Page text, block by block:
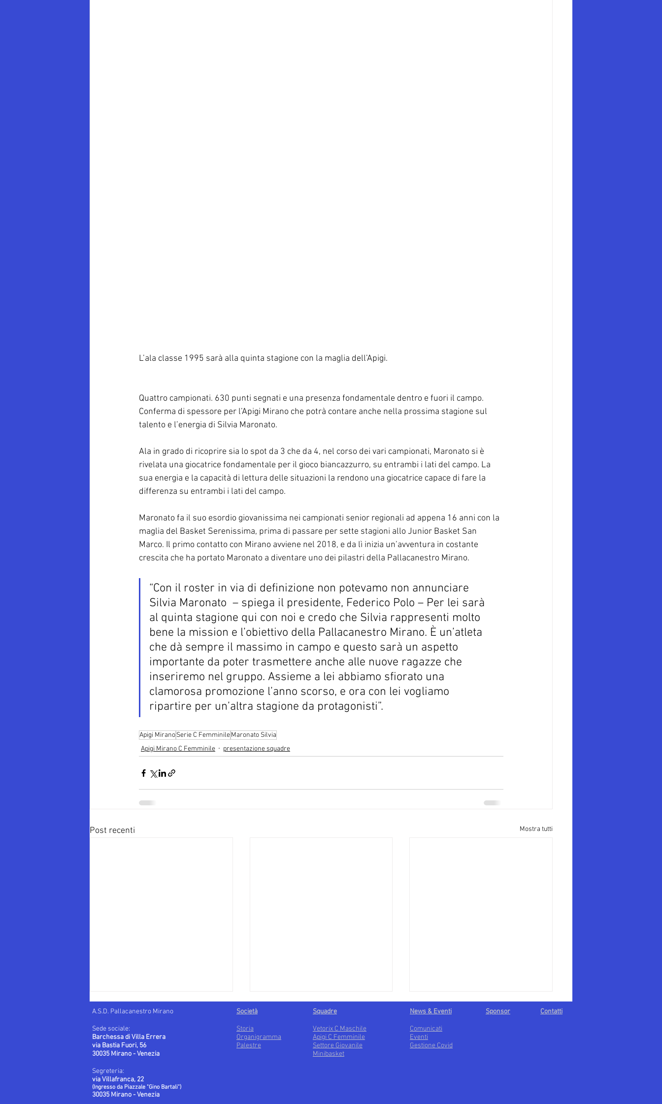
L’ala classe 1995 sarà alla quinta stagione con la maglia dell’Apigi.
Quattro campionati. 630 punti segnati e una presenza fondamentale dentro e fuori il campo.
Conferma di spessore per l’Apigi Mirano che potrà contare anche nella prossima stagione sul
talento e l’energia di Silvia Maronato.
Ala in grado di ricoprire sia lo spot da 3 che da 4, nel corso dei vari campionati, Maronato si è
rivelata una giocatrice fondamentale per il gioco biancazzurro, su entrambi i lati del campo. La
sua energia e la capacità di lettura delle situazioni la rendono una giocatrice capace di fare la
differenza su entrambi i lati del campo.
Maronato fa il suo esordio giovanissima nei campionati senior regionali ad appena 16 anni con la
maglia del Basket Serenissima, prima di passare per sette stagioni allo Junior Basket San
Marco. Il primo contatto con Mirano avviene nel 2018, e da lì inizia un’avventura in costante
crescita che ha portato Maronato a diventare uno dei pilastri della Pallacanestro Mirano.
“Con il roster in via di definizione non potevamo non annunciare
Silvia Maronato  – spiega il presidente, Federico Polo – Per lei sarà
al quinta stagione qui con noi e credo che Silvia rappresenti molto
bene la mission e l’obiettivo della Pallacanestro Mirano. È un’atleta
che dà sempre il massimo in campo e questo sarà un aspetto
importante da poter trasmettere anche alle nuove ragazze che
inseriremo nel gruppo. Assieme a lei abbiamo sfiorato una
clamorosa promozione l’anno scorso, e ora con lei vogliamo
ripartire per un’altra stagione da protagonisti”.
Apigi MiranoSerie C FemminileMaronato Silvia
Apigi Mirano C Femminile
presentazione squadre
Post recenti Mostra tutti
Apigi vs Montecchio
A.S.D. Pallacanestro Mirano
Sede sociale:
Barchessa di Villa Errera
via Bastia Fuori, 56
30035 Mirano - Venezia
Segreteria:
via Villafranca, 22
(Ingresso da Piazzale "Gino Bartali")
30035 Mirano - Venezia
Società
Storia
Organigramma
Palestre
Squadre
Vetorix C Maschile
Apigi C Femminile
Settore Giovanile
Minibasket
News & Eventi
Comunicati
Eventi
Gestione Covid
Sponsor Contatti